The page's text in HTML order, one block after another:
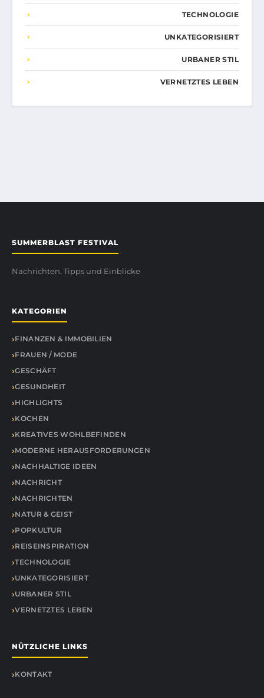
TECHNOLOGIE
UNKATEGORISIERT
URBANER STIL
VERNETZTES LEBEN
SUMMERBLAST FESTIVAL
Nachrichten, Tipps und Einblicke
KATEGORIEN
FINANZEN & IMMOBILIEN
FRAUEN / MODE
GESCHÄFT
GESUNDHEIT
HIGHLIGHTS
KOCHEN
KREATIVES WOHLBEFINDEN
MODERNE HERAUSFORDERUNGEN
NACHHALTIGE IDEEN
NACHRICHT
NACHRICHTEN
NATUR & GEIST
POPKULTUR
REISEINSPIRATION
TECHNOLOGIE
UNKATEGORISIERT
URBANER STIL
VERNETZTES LEBEN
NÜTZLICHE LINKS
KONTAKT